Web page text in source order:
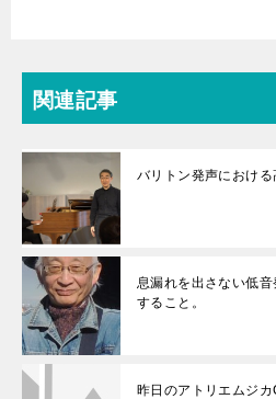
関連記事
バリトン発声におけ
息漏れを出さない低
すること。
昨日のアトリエムジ